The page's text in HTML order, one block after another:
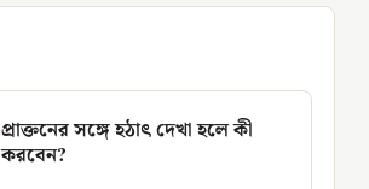
প্রাক্তনের সঙ্গে হঠাৎ দেখা হলে কী
করবেন?